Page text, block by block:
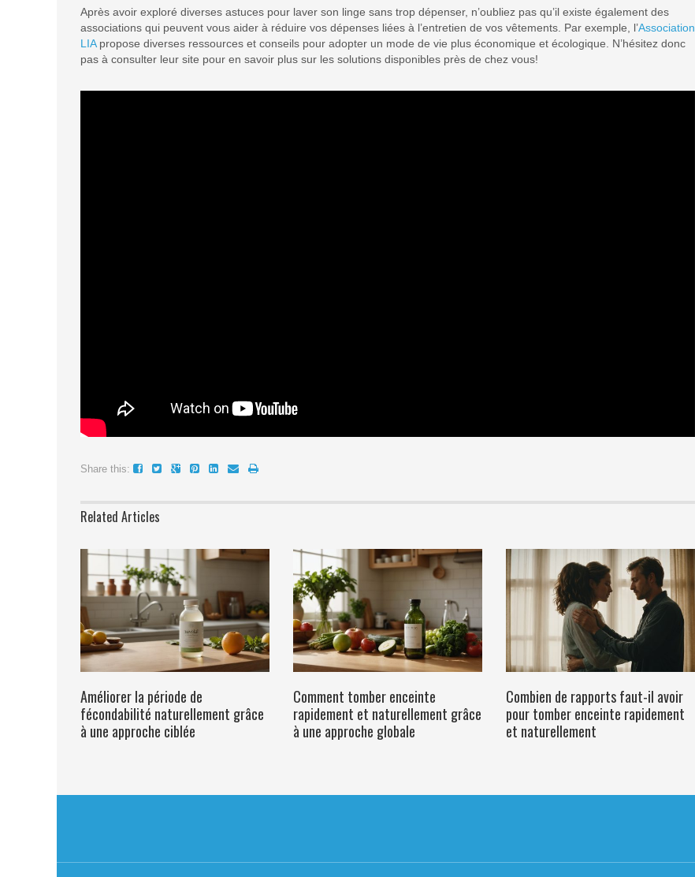
Après avoir exploré diverses astuces pour laver son linge sans trop dépenser, n’oubliez pas qu’il existe également des
associations qui peuvent vous aider à réduire vos dépenses liées à l’entretien de vos vêtements. Par exemple, l’Association
LIApropose diverses ressources et conseils pour adopter un mode de vie plus économique et écologique. N’hésitez donc
pas à consulter leur site pour en savoir plus sur les solutions disponibles près de chez vous!
Share this:
Related Articles
Améliorer la période de
fécondabilité naturellement grâce
à une approche ciblée
Comment tomber enceinte
rapidement et naturellement grâce
à une approche globale
Combien de rapports faut-il avoir
pour tomber enceinte rapidement
et naturellement